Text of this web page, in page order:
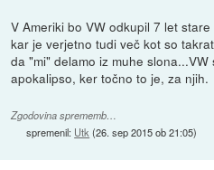
V Ameriki bo VW odkupil 7 let
kar je verjetno tudi več kot so
da "mi" delamo iz muhe
apokalipso, ker točno to je, za njih.
Zgodovina sprememb…
spremenil: Utk (26. sep 2015 ob 21:05)